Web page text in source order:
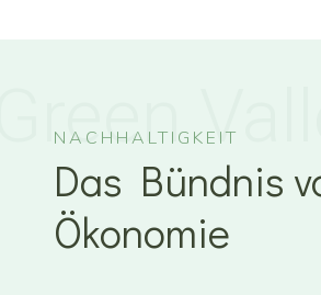
NACHHALTIGKEIT
Das Bündnis
Ökonomie